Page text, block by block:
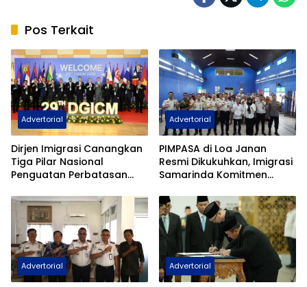
Pos Terkait
Advertorial
Dirjen Imigrasi Canangkan
Tiga Pilar Nasional
Penguatan Perbatasan
DGICM 2026
Advertorial
PIMPASA di Loa Janan
Resmi Dikukuhkan, Imigrasi
Samarinda Komitmen
Keberangkatan Ilegal
Advertorial Advertorial